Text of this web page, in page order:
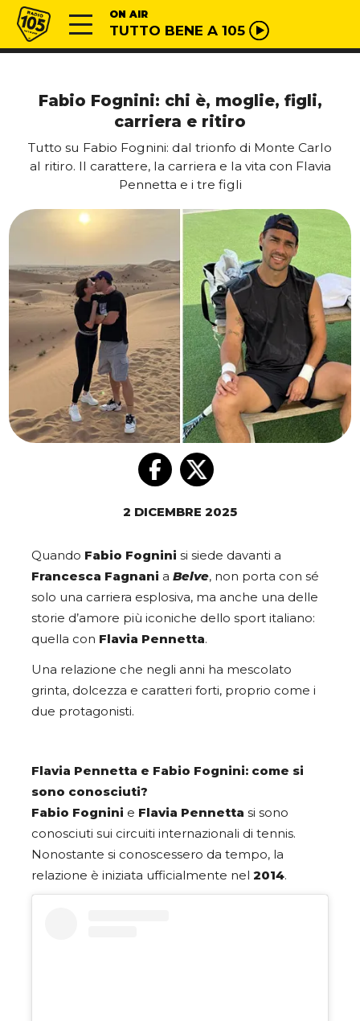
Vai al contenuto
Radio 105 ON AIR
TUTTO BENE A 105
Fabio Fognini: chi è, moglie, figli,
carriera e ritiro
Tutto su Fabio Fognini: dal trionfo di Monte Carlo
al ritiro. Il carattere, la carriera e la vita con Flavia
Pennetta e i tre figli
2 DICEMBRE 2025
Quando Fabio Fognini si siede davanti a
Francesca Fagnani a Belve, non porta con sé
solo una carriera esplosiva, ma anche una delle
storie d’amore più iconiche dello sport italiano:
quella con Flavia Pennetta.
Una relazione che negli anni ha mescolato
grinta, dolcezza e caratteri forti, proprio come i
due protagonisti.
Flavia Pennetta e Fabio Fognini: come si
sono conosciuti?
Fabio Fognini e Flavia Pennetta si sono
conosciuti sui circuiti internazionali di tennis.
Nonostante si conoscessero da tempo, la
relazione è iniziata ufficialmente nel 2014.